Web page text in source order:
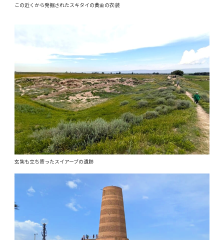
この近くから発掘されたスキタイの黄金の衣装
玄奘も立ち寄ったスイアーブの遺跡